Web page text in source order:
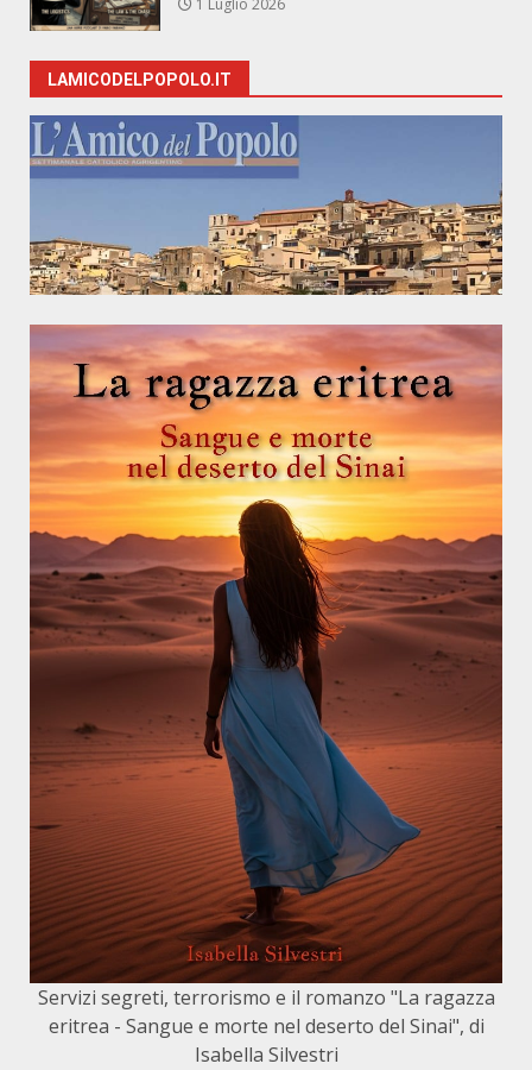
1 Luglio 2026
LAMICODELPOPOLO.IT
Servizi segreti, terrorismo e il romanzo "La ragazza
eritrea - Sangue e morte nel deserto del Sinai", di
Isabella Silvestri